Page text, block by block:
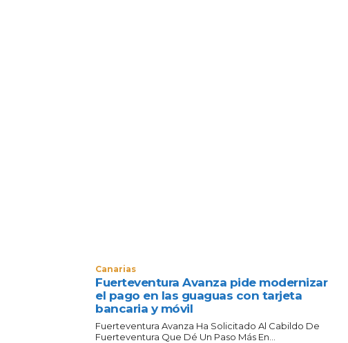
Canarias
Fuerteventura Avanza pide modernizar
el pago en las guaguas con tarjeta
bancaria y móvil
Fuerteventura Avanza Ha Solicitado Al Cabildo De
Fuerteventura Que Dé Un Paso Más En...